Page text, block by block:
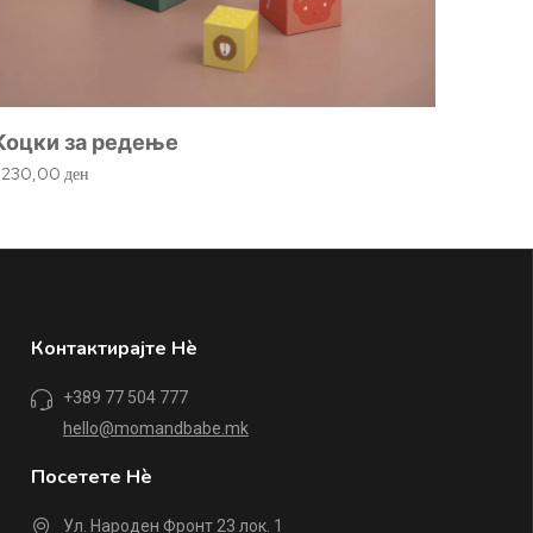
за редење
ден
Контактирајте Нè
+389 77 504 777
hello@momandbabe.mk
Посетете Нè
Ул. Народен Фронт 23 лок. 1